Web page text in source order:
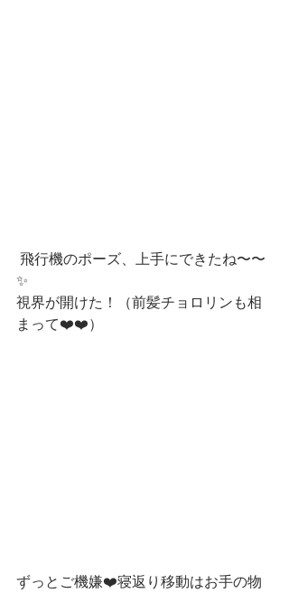
✨
視界が開けた！（前髪チョロリンも相
まって❤️❤️）
ずっとご機嫌❤️寝返り移動はお手の物